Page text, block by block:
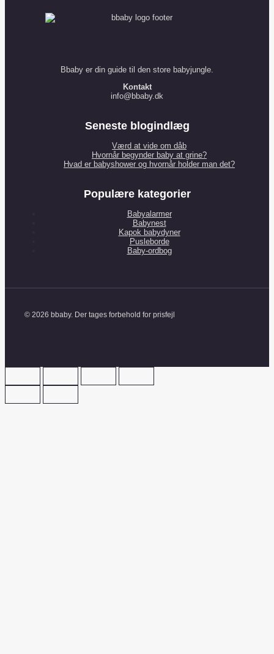
Bbaby er din guide til den store babyjungle.
Kontakt
info@bbaby.dk
Seneste blogindlæg
Værd at vide om dåb
Hvornår begynder baby at grine?
Hvad er babyshower og hvornår holder man det?
Populære kategorier
Babyalarmer
Babynest
Kapok babydyner
Pusleborde
Baby-ordbog
© 2026 bbaby. Der tages forbehold for prisfejl